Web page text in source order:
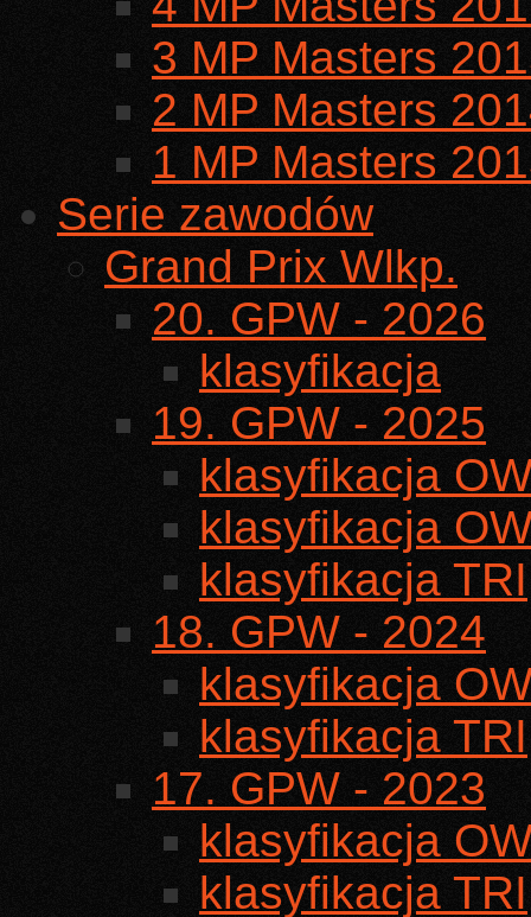
3 MP Masters
2 MP Masters
1 MP Masters
Serie zawodów
Grand Prix Wlkp.
20. GPW - 2026
klasyfikacja
19. GPW - 2025
klasyfikacja
klasyfikacja
klasyfikacja TRI
18. GPW - 2024
klasyfikacja
klasyfikacja TRI
17. GPW - 2023
klasyfikacja
klasyfikacja TRI